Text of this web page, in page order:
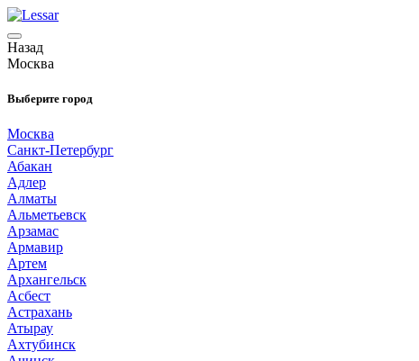
Назад
Москва
Выберите город
Москва
Санкт-Петербург
Абакан
Адлер
Алматы
Альметьевск
Арзамас
Армавир
Артем
Архангельск
Асбест
Астрахань
Атырау
Ахтубинск